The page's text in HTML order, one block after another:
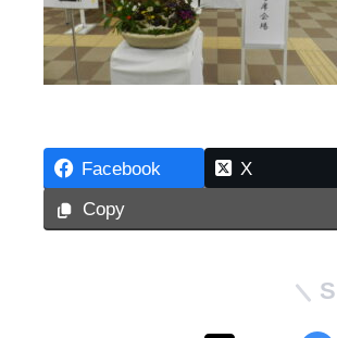
Facebook X
Copy